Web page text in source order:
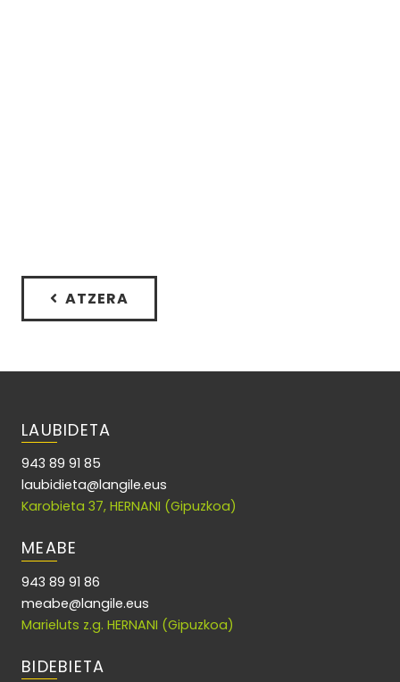
ATZERA
LAUBIDETA
943 89 91 85
laubidieta@langile.eus
Karobieta 37, HERNANI (Gipuzkoa)
MEABE
943 89 91 86
meabe@langile.eus
Marieluts z.g. HERNANI (Gipuzkoa)
BIDEBIETA